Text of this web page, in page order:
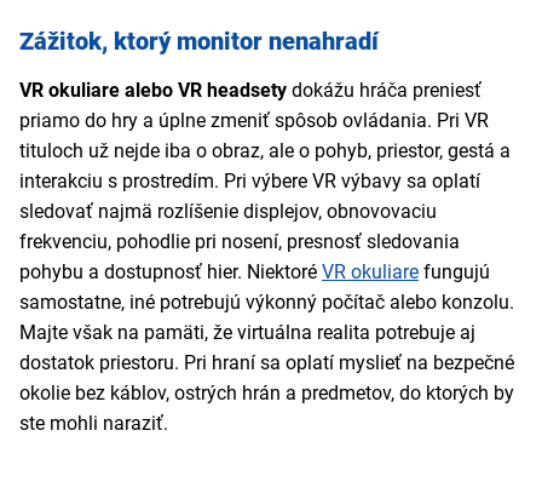
Zážitok, ktorý monitor nenahradí
VR okuliare alebo VR headsety dokážu hráča preniesť
priamo do hry a úplne zmeniť spôsob ovládania. Pri VR
tituloch už nejde iba o obraz, ale o pohyb, priestor, gestá a
interakciu s prostredím. Pri výbere VR výbavy sa oplatí
sledovať najmä rozlíšenie displejov, obnovovaciu
frekvenciu, pohodlie pri nosení, presnosť sledovania
pohybu a dostupnosť hier. Niektoré VR okuliare fungujú
samostatne, iné potrebujú výkonný počítač alebo konzolu.
Majte však na pamäti, že virtuálna realita potrebuje aj
dostatok priestoru. Pri hraní sa oplatí myslieť na bezpečné
okolie bez káblov, ostrých hrán a predmetov, do ktorých by
ste mohli naraziť.